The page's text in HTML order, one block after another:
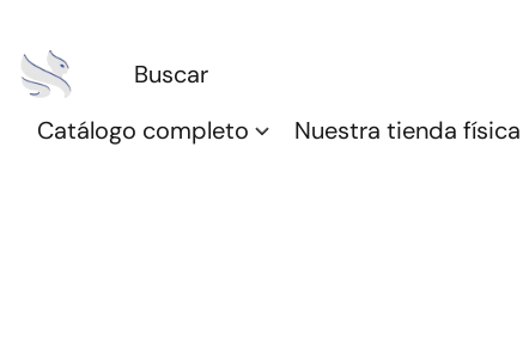
Catálogo completo Nuestra tienda física